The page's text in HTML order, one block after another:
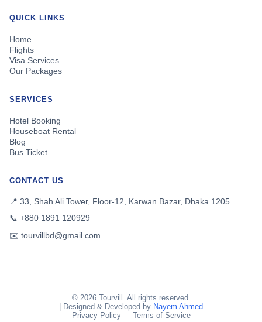
QUICK LINKS
Home
Flights
Visa Services
Our Packages
SERVICES
Hotel Booking
Houseboat Rental
Blog
Bus Ticket
CONTACT US
📍 33, Shah Ali Tower, Floor-12, Karwan Bazar, Dhaka 1205
📞 +880 1891 120929
✉️ tourvillbd@gmail.com
© 2026 Tourvill. All rights reserved.
| Designed & Developed by Nayem Ahmed
Privacy Policy
Terms of Service